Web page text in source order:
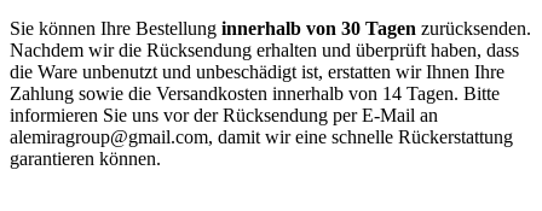
Sie können Ihre Bestellung innerhalb von 30 Tagen zurücksenden.
Nachdem wir die Rücksendung erhalten und überprüft haben, dass
die Ware unbenutzt und unbeschädigt ist, erstatten wir Ihnen Ihre
Zahlung sowie die Versandkosten innerhalb von 14 Tagen. Bitte
informieren Sie uns vor der Rücksendung per E-Mail an
alemiragroup@gmail.com, damit wir eine schnelle Rückerstattung
garantieren können.